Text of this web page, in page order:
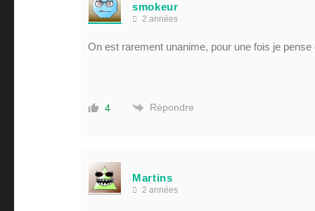
smokeur
2 années
On est rarement unanime, pour une fois je
4 Répondre
Martins
2 années